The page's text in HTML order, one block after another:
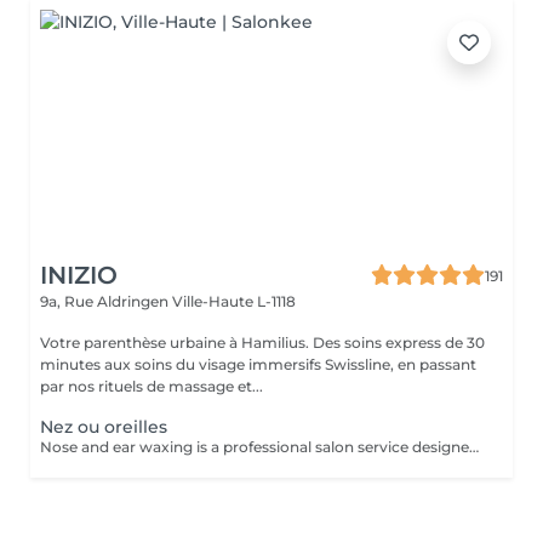
INIZIO
191
9a, Rue Aldringen Ville-Haute L-1118
Votre parenthèse urbaine à Hamilius. Des soins express de 30
minutes aux soins du visage immersifs Swissline, en passant
par nos rituels de massage et...
Nez ou oreilles
Nose and ear waxing is a professional salon service designed to remove unwanted hair from the nostrils and ear areas using specialized wax. This treatment provides a clean and smooth finish, is quick and effective for both men and women.